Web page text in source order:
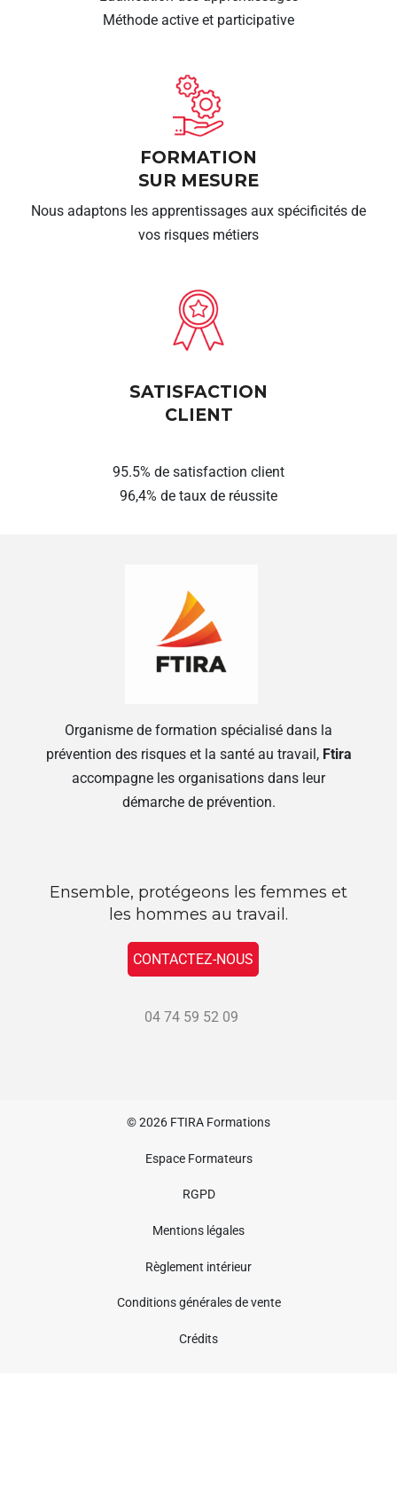
Méthode active et participative
FORMATION
SUR MESURE
Nous adaptons les apprentissages aux spécificités de
vos risques métiers
SATISFACTION
CLIENT
95.5% de satisfaction client
96,4% de taux de réussite
Organisme de formation spécialisé dans la
prévention des risques et la santé au travail, Ftira
accompagne les organisations dans leur
démarche de prévention.
Ensemble, protégeons les femmes et
les hommes au travail.
CONTACTEZ-NOUS
04 74 59 52 09
© 2026 FTIRA Formations
Espace Formateurs
RGPD
Mentions légales
Règlement intérieur
Conditions générales de vente
Crédits